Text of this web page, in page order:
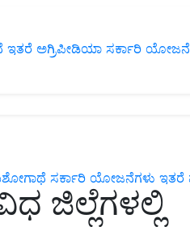
ಇತರೆ ಅಗ್ರಿಪೀಡಿಯಾ ಸರ್ಕಾರಿ
ಸರ್ಕಾರಿ ಯೋಜನೆಗಳು ಇತರೆ
ಜಿಲ್ಲೆಗಳಲ್ಲಿ